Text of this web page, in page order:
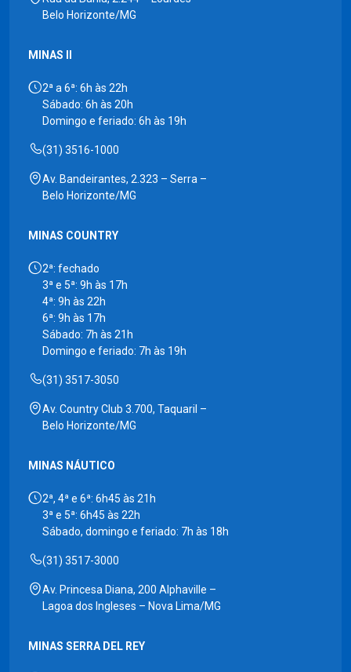
Belo Horizonte/MG
MINAS II
2ª a 6ª: 6h às 22h
Sábado: 6h às 20h
Domingo e feriado: 6h às 19h
(31) 3516-1000
Av. Bandeirantes, 2.323 – Serra –
Belo Horizonte/MG
MINAS COUNTRY
2ª: fechado
3ª e 5ª: 9h às 17h
4ª: 9h às 22h
6ª: 9h às 17h
Sábado: 7h às 21h
Domingo e feriado: 7h às 19h
(31) 3517-3050
Av. Country Club 3.700, Taquaril –
Belo Horizonte/MG
MINAS NÁUTICO
2ª, 4ª e 6ª: 6h45 às 21h
3ª e 5ª: 6h45 às 22h
Sábado, domingo e feriado: 7h às 18h
(31) 3517-3000
Av. Princesa Diana, 200 Alphaville –
Lagoa dos Ingleses – Nova Lima/MG
MINAS SERRA DEL REY